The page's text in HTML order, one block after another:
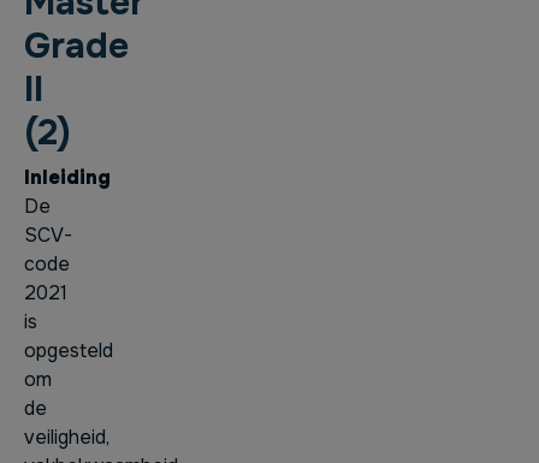
Grade
II
(2)
Inleiding
De
SCV-
code
2021
is
opgesteld
om
de
veiligheid,